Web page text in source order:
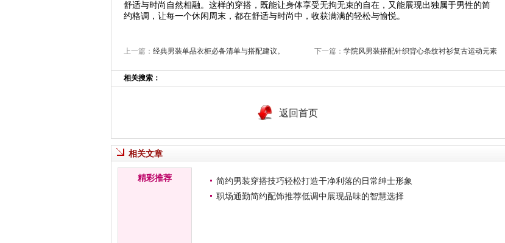
舒适与时尚自然相融。这样的穿搭，既能让身体享受无拘无束的自在，又能展现出独属于男性的简
约格调，让每一个休闲周末，都在舒适与时尚中，收获满满的轻松与愉悦。
上一篇： 经典男装单品衣柜必备清单与搭配建议。 下一篇： 学院风男装搭配针织背心条纹衬衫复古运动元素
相关搜索：
返回首页
相关文章
精彩推荐
简约男装穿搭技巧轻松打造干净利落的日常绅士形象
职场通勤简约配饰推荐低调中展现品味的智慧选择